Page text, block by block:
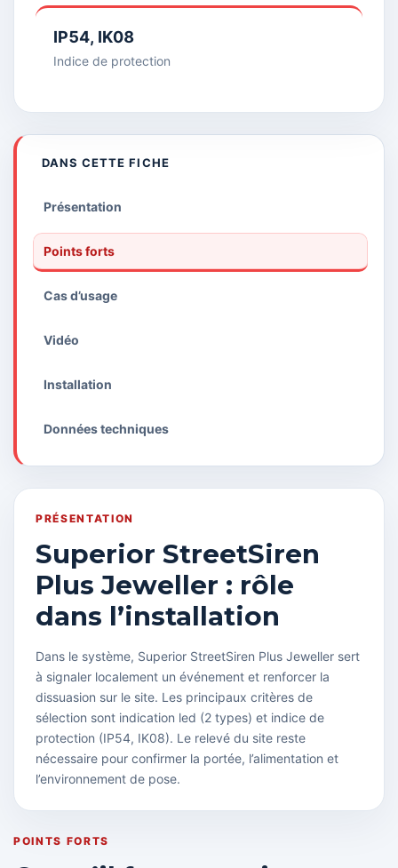
IP54, IK08
Indice de protection
DANS CETTE FICHE
Présentation
Points forts
Cas d’usage
Vidéo
Installation
Données techniques
PRÉSENTATION
Superior StreetSiren
Plus Jeweller : rôle
dans l’installation
Dans le système, Superior StreetSiren Plus Jeweller sert
à signaler localement un événement et renforcer la
dissuasion sur le site. Les principaux critères de
sélection sont indication led (2 types) et indice de
protection (IP54, IK08). Le relevé du site reste
nécessaire pour confirmer la portée, l’alimentation et
l’environnement de pose.
POINTS FORTS